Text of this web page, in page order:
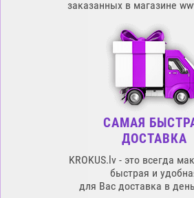
заказанных в магазине
САМАЯ
ДОСТАВКА
KROKUS.lv - это всегда
быстрая и
для Вас доставка в